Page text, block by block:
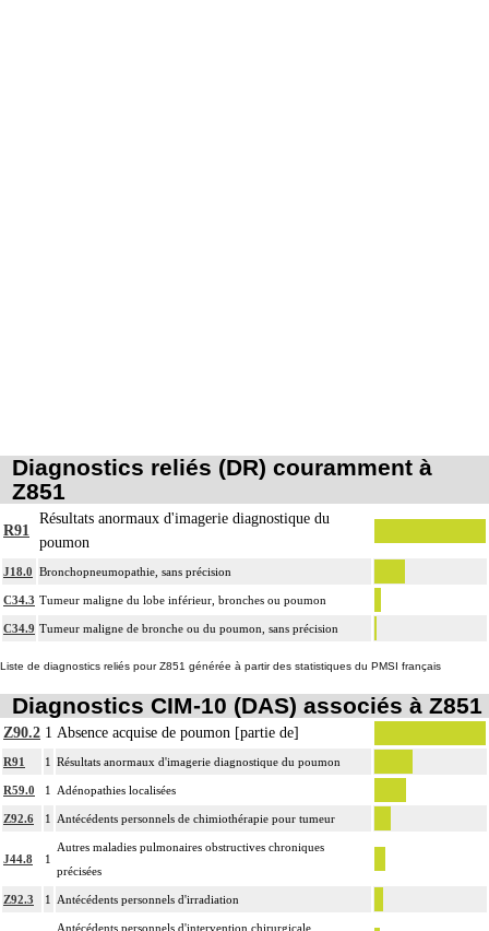
Diagnostics reliés (DR) couramment à
Z851
R91
Résultats anormaux d'imagerie diagnostique du
poumon
J18.0 Bronchopneumopathie, sans précision
C34.3 Tumeur maligne du lobe inférieur, bronches ou poumon
C34.9 Tumeur maligne de bronche ou du poumon, sans précision
Liste de diagnostics reliés pour Z851 générée à partir des statistiques du PMSI français
Diagnostics CIM-10 (DAS) associés à Z851
Z90.2 1 Absence acquise de poumon [partie de]
R91 1 Résultats anormaux d'imagerie diagnostique du poumon
R59.0 1 Adénopathies localisées
Z92.6 1 Antécédents personnels de chimiothérapie pour tumeur
J44.8 1
Autres maladies pulmonaires obstructives chroniques
précisées
Z92.3 1 Antécédents personnels d'irradiation
Antécédents personnels d'intervention chirurgicale